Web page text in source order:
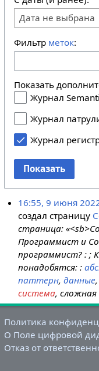
Дата не выбрана
Фильтр меток:
Показать
Журнал
Журнал
Журнал
Показать
16:55, 9 июня
создал страницу
страница:
Программист и
программист? : ;
понадобятся: :
паттерн,данные
система, сложная
Политика
О Поле цифровой
Отказ от